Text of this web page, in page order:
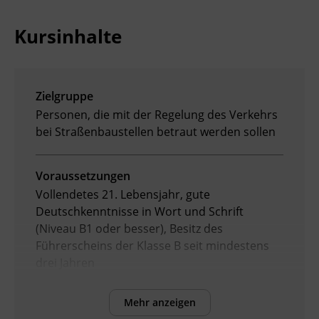
Deutsch und Integration
Digitales Lernen
BFI Reutte
Kursinhalte
Zielgruppe
Personen, die mit der Regelung des Verkehrs
bei Straßenbaustellen betraut werden sollen
Voraussetzungen
Vollendetes 21. Lebensjahr, gute
Deutschkenntnisse in Wort und Schrift
(Niveau B1 oder besser), Besitz des
Führerscheins der Klasse B seit mindestens
Mehr anzeigen